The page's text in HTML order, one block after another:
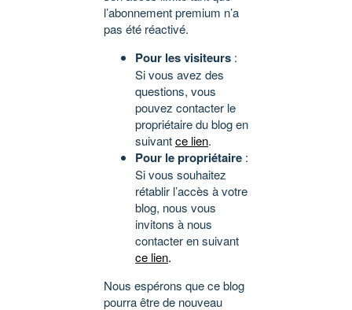
l’abonnement premium n’a
pas été réactivé.
Pour les visiteurs :
Si vous avez des
questions, vous
pouvez contacter le
propriétaire du blog en
suivantce lien.
Pour le propriétaire :
Si vous souhaitez
rétablir l’accès à votre
blog, nous vous
invitons à nous
contacter en suivant
ce lien.
Nous espérons que ce blog
pourra être de nouveau